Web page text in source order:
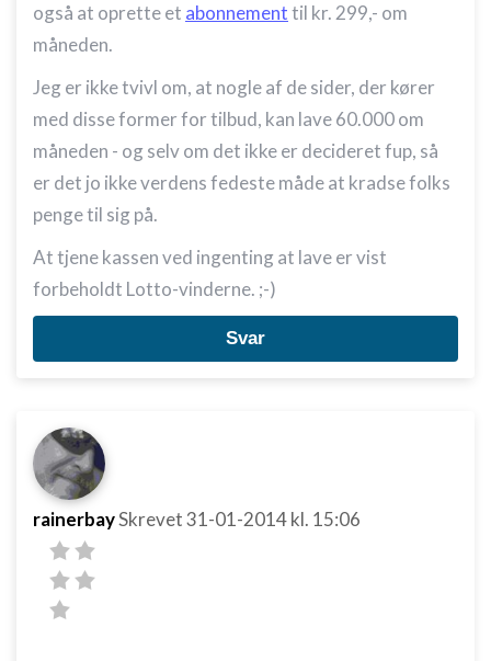
også at oprette et abonnementtil kr. 299,- om
måneden.
Jeg er ikke tvivl om, at nogle af de sider, der kører
med disse former for tilbud, kan lave 60.000 om
måneden - og selv om det ikke er decideret fup, så
er det jo ikke verdens fedeste måde at kradse folks
penge til sig på.
At tjene kassen ved ingenting at lave er vist
forbeholdt Lotto-vinderne. ;-)
Svar
rainerbaySkrevet31-01-2014kl. 15:06